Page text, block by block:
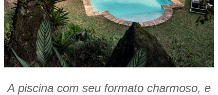
A piscina com seu formato charmoso, e